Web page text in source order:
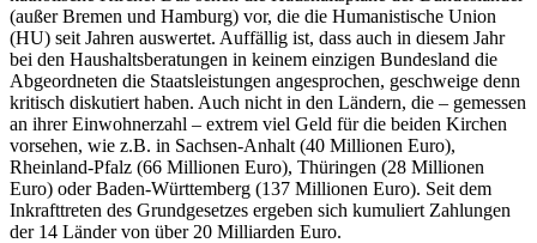
(außer Bremen und Hamburg) vor, die die Humanistische Union
(HU) seit Jahren auswertet. Auffällig ist, dass auch in diesem Jahr
bei den Haushaltsberatungen in keinem einzigen Bundesland die
Abgeordneten die Staatsleistungen angesprochen, geschweige denn
kritisch diskutiert haben. Auch nicht in den Ländern, die – gemessen
an ihrer Einwohnerzahl – extrem viel Geld für die beiden Kirchen
vorsehen, wie z.B. in Sachsen-Anhalt (40 Millionen Euro),
Rheinland-Pfalz (66 Millionen Euro), Thüringen (28 Millionen
Euro) oder Baden-Württemberg (137 Millionen Euro). Seit dem
Inkrafttreten des Grundgesetzes ergeben sich kumuliert Zahlungen
der 14 Länder von über 20 Milliarden Euro.